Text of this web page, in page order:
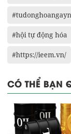
#hội tự động hóa
#https://ieem.vn/
CÓ THỂ BẠN